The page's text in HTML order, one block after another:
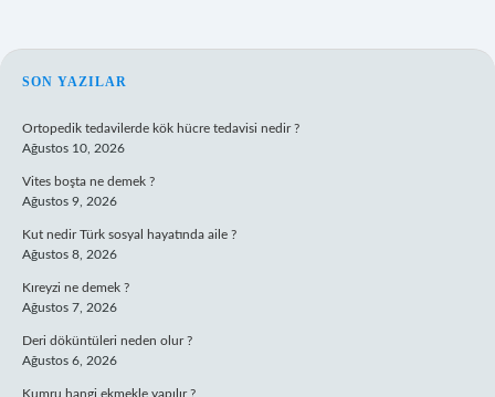
SIDEBAR
SON YAZILAR
Ortopedik tedavilerde kök hücre tedavisi nedir ?
Ağustos 10, 2026
Vites boşta ne demek ?
Ağustos 9, 2026
Kut nedir Türk sosyal hayatında aile ?
Ağustos 8, 2026
Kıreyzi ne demek ?
Ağustos 7, 2026
Deri döküntüleri neden olur ?
Ağustos 6, 2026
Kumru hangi ekmekle yapılır ?